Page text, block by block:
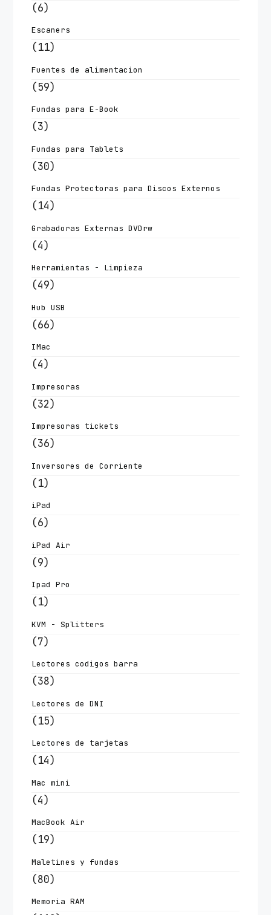
(6)
Escaners
(11)
Fuentes de alimentacion
(59)
Fundas para E-Book
(3)
Fundas para Tablets
(30)
Fundas Protectoras para Discos Externos
(14)
Grabadoras Externas DVDrw
(4)
Herramientas - Limpieza
(49)
Hub USB
(66)
IMac
(4)
Impresoras
(32)
Impresoras tickets
(36)
Inversores de Corriente
(1)
iPad
(6)
iPad Air
(9)
Ipad Pro
(1)
KVM - Splitters
(7)
Lectores codigos barra
(38)
Lectores de DNI
(15)
Lectores de tarjetas
(14)
Mac mini
(4)
MacBook Air
(19)
Maletines y fundas
(80)
Memoria RAM